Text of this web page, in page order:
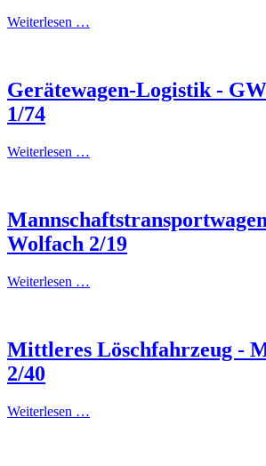
Weiterlesen …
Gerätewagen-Logistik -
1/74
Weiterlesen …
Wolfach 2/19
Weiterlesen …
Mittleres Löschfahrzeug -
2/40
Weiterlesen …